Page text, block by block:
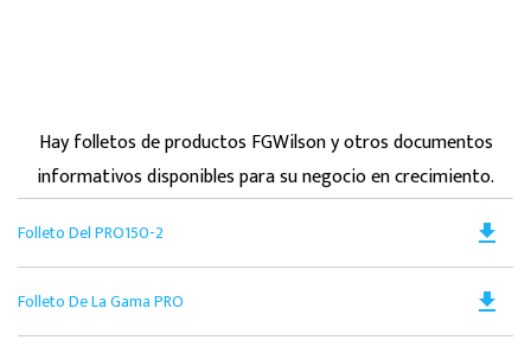
Hay folletos de productos FGWilson y otros documentos
informativos disponibles para su negocio en crecimiento.
Folleto Del PRO150-2
a
file_download
Folleto De La Gama PRO file_download